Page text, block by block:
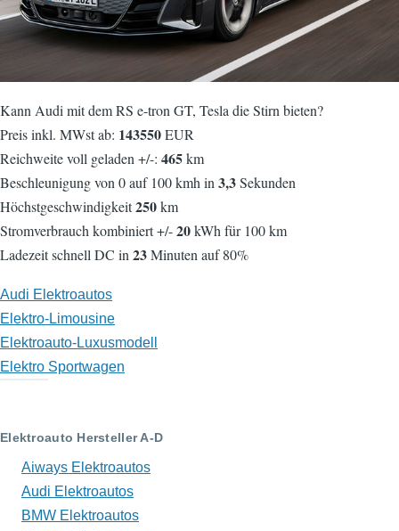
Kann Audi mit dem RS e-tron GT, Tesla die Stirn bieten?
Preis inkl. MWst ab: 143550EUR
Reichweite voll geladen +/-: 465km
Beschleunigung von 0 auf 100 kmh in 3,3Sekunden
Höchstgeschwindigkeit250km
Stromverbrauch kombiniert +/-20kWh für 100 km
Ladezeit schnell DC in 23Minuten auf 80%
Audi Elektroautos
Elektro-Limousine
Elektroauto-Luxusmodell
Elektro Sportwagen
Elektroauto Hersteller A-D
Aiways Elektroautos
Audi Elektroautos
BMW Elektroautos